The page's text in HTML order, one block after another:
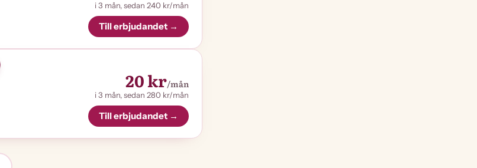
i 3 mån, sedan 240 kr/mån
Till erbjudandet →
20 kr/mån
i 3 mån, sedan 280 kr/mån
Till erbjudandet →